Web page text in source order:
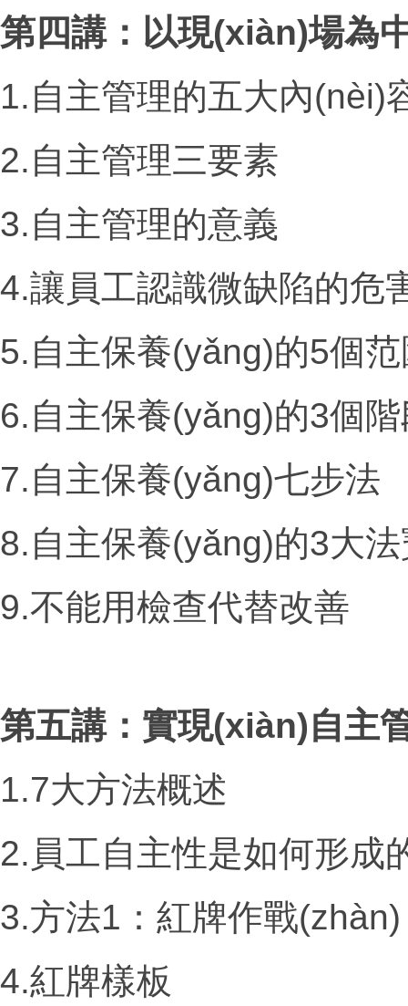
第四講：以現(xiàn)場為
1.自主管理的五大內(nèi)
2.自主管理三要素
3.自主管理的意義
4.讓員工認識微缺陷的危
5.自主保養(yǎng)的5個
6.自主保養(yǎng)的3個
7.自主保養(yǎng)七步法
8.自主保養(yǎng)的3大
9.不能用檢查代替改善
第五講：實現(xiàn)自主
1.7大方法概述
2.員工自主性是如何形成
3.方法1 ：紅牌作戰
4.紅牌樣板